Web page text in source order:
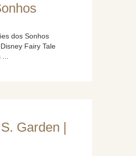
dos Sonhos
Fairy Tale
Garden |